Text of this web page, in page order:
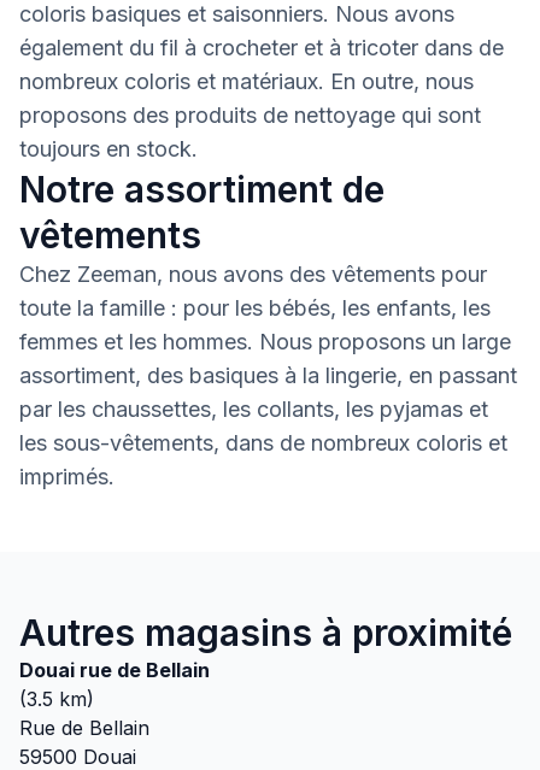
coloris basiques et saisonniers. Nous avons
également du fil à crocheter et à tricoter dans de
nombreux coloris et matériaux. En outre, nous
proposons des produits de nettoyage qui sont
toujours en stock.
Notre assortiment de
vêtements
Chez Zeeman, nous avons des vêtements pour
toute la famille : pour les bébés, les enfants, les
femmes et les hommes. Nous proposons un large
assortiment, des basiques à la lingerie, en passant
par les chaussettes, les collants, les pyjamas et
les sous-vêtements, dans de nombreux coloris et
imprimés.
Autres magasins à proximité
Douai rue de Bellain
(3.5 km)
Rue de Bellain
59500 Douai